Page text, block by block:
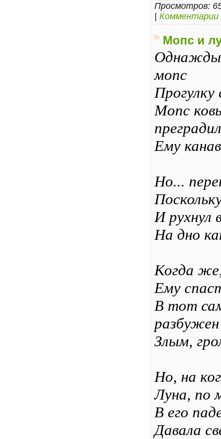
Просмотров:
| Комментарии
Мопс и
Однажды
мопс
Мопс
Ему
Но...
И рухнул
На дно
Когда
Ему
В тот
разбужен
Злым,
Но, на
Луна, по
В его
Давала